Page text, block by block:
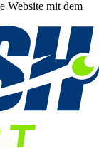
Website mit dem